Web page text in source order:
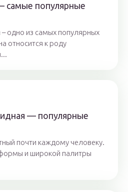
самые популярные
одно из самых популярных
относится к роду
— популярные
почти каждому человеку.
и широкой палитры